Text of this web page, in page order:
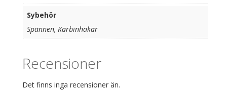
Sybehör
Spännen, Karbinhakar
Recensioner
Det finns inga recensioner än.